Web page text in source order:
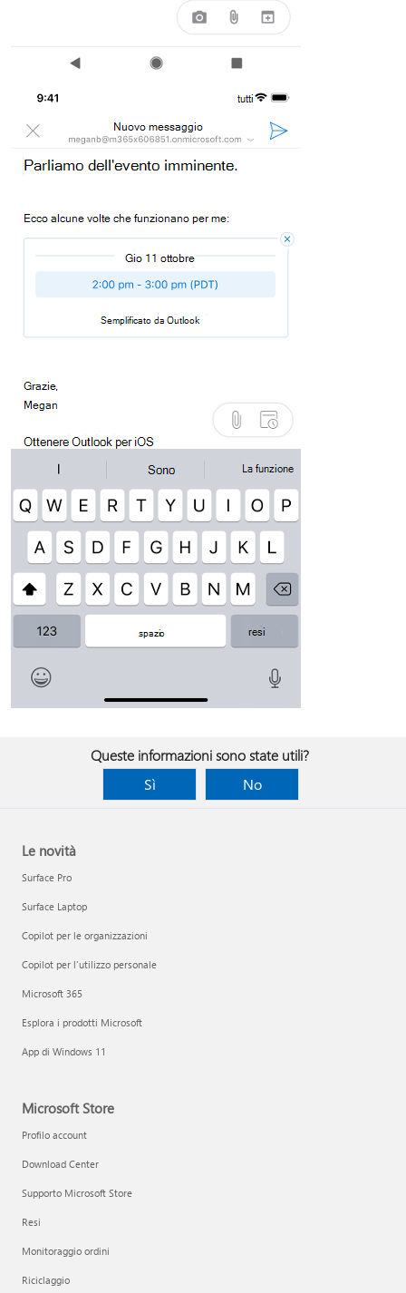
Queste informazioni sono state utili?
Sì
No
Le novità
Surface Pro
Surface Laptop
Copilot per le organizzazioni
Copilot per l'utilizzo personale
Microsoft 365
Esplora i prodotti Microsoft
App di Windows 11
Microsoft Store
Profilo account
Download Center
Supporto Microsoft Store
Resi
Monitoraggio ordini
Riciclaggio